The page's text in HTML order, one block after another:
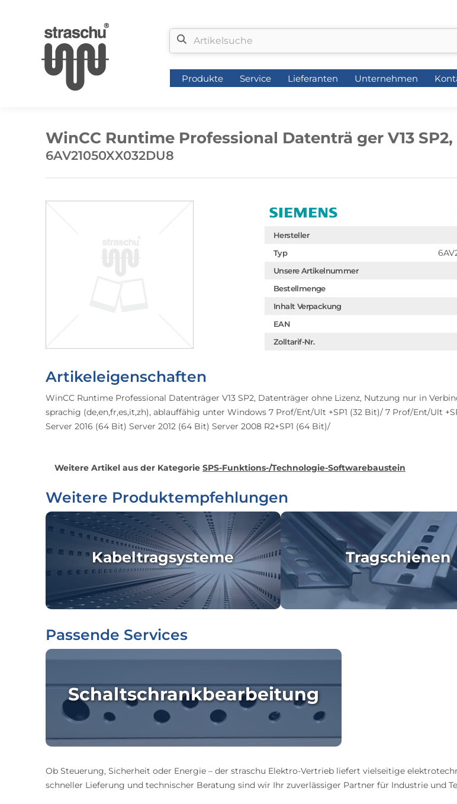
Produkte Service Lieferanten Unternehmen
WinCC Runtime Professional Datenträ ger V13
6AV21050XX032DU8
Hersteller
Typ
Unsere Artikelnummer
Bestellmenge
Inhalt Verpackung
EAN
Zolltarif-Nr.
Artikeleigenschaften
WinCC Runtime Professional Datenträger V13 SP2, Datenträger ohne Lizenz, Nutzung nur in
sprachig (de,en,fr,es,it,zh), ablauffähig unter Windows 7 Prof/Ent/Ult +SP1 (32 Bit)/ 7 Prof/Ent/Ult
Server 2016 (64 Bit) Server 2012 (64 Bit) Server 2008 R2+SP1 (64 Bit)/
Weitere Artikel aus der Kategorie SPS-Funktions-/Technologie-Softwarebaustein
Weitere Produktempfehlungen
Kabeltragsysteme Tragschienen
Passende Services
Schaltschrankbearbeitung
Ob Steuerung, Sicherheit oder Energie – der straschu Elektro-Vertrieb liefert vielseitige
schneller Lieferung und technischer Beratung sind wir Ihr zuverlässiger Partner für Industrie und
Produkte Service Lieferanten Unternehmen